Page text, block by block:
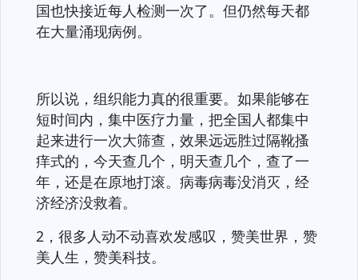
国也快接近每人检测一次了。但仍然每天都
在大量涌现病例。
所以说，组织能力真的很重要。如果能够在
短时间内，集中医疗力量，把全国人都集中
起来进行一次大筛查，效果远远胜过隔靴搔
痒式的，今天查几个，明天查几个，查了一
年，还是在原地打滚。病毒病毒没消灭，经
济经济没救着。
2，很多人动不动喜欢发感叹，赞美世界，赞
美人生，赞美科技。